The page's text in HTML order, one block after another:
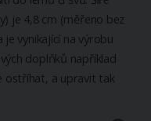
je 4,8 cm (měřeno bez
vynikající na výrobu
doplňků například
ostříhat, a upravit tak